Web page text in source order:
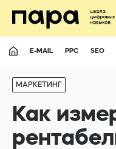
E-MAIL PPC SEO
МАРКЕТИНГ
Как